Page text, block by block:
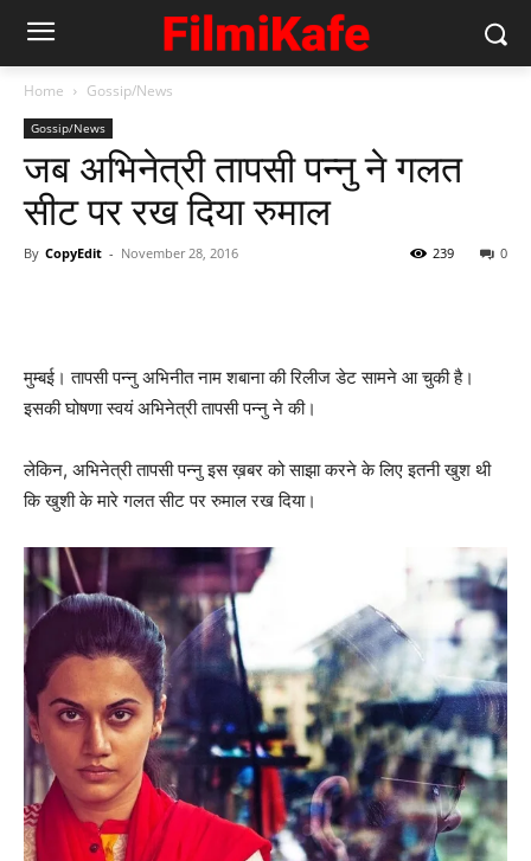
Home Gossip/News
Gossip/News
जब अभिनेत्री तापसी पन्‍नु ने गलत
सीट पर रख दिया रुमाल
By CopyEdit - November 28, 2016 0
239
मुम्‍बई। तापसी पन्‍नु अभिनीत नाम शबाना की रिलीज डेट सामने आ चुकी है।
इसकी घोषणा स्‍वयं अभिनेत्री तापसी पन्‍नु ने की।
लेकिन, अभिनेत्री तापसी पन्‍नु इस ख़बर को साझा करने के लिए इतनी खुश थी
कि खुशी के मारे गलत सीट पर रुमाल रख दिया।